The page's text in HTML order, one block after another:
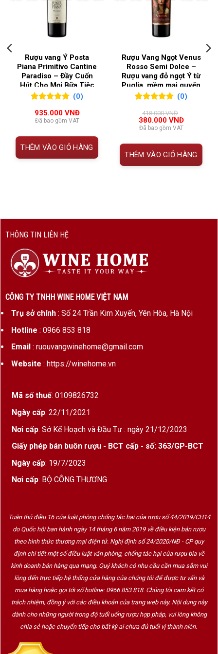
Thông Tin Rượu vang Pháp Mark Haisma Fixin
TÍNH
Tên rượu Mark Haisma Fixin
Niên vụ 2021
Vùng
Fixin, Côte de Nuits, Burgundy,
Phân hạng AOC Fixin
100% Pinot Noir
cách
quả đỏ và đất
Ủ rượu
Tiềm năng
6 – 10 năm
Hương Vị & Cấu Trúc Rượu vang Pháp Mark Haisma
Fixin
Màu sắc: Đỏ ruby sẫm, ánh tím nhẹ ở viền ly
Hương thơm: Mở đầu là mâm xôi, dâu rừng,
sồi tinh tế, một chút khói và tiêu trắng
Vị rượu: Cấu trúc tốt, acid cao, tannin mượt
nhưng mạnh mẽ; hậu vị sâu và dai dẳng, biểu
hiện terroir rõ rệt
hơn các vùng lân cận như Chambolle hay
Volnay, rất hợp với thực phẩm và có chiều sâu
Về Nhà Sản Xuất Mark Haisma
Mark Haisma là nhà làm rượu người Úc hoạt
động tại Burgundy với mô hình “micro-négoce”
– hợp tác với các vườn nho chọn lọc và can
thiệp tối thiểu để tôn vinh terroir nguyên bản.
Anh đặc biệt nổi tiếng với các dòng rượu tại
vùng Côte de Nuits nhưFixin, Gevrey-
Chambertin, Morey-Saint-Denis
, mang đậm
phong cách tự nhiên nhưng đầy kỹ thuật.
QUỐC GIA SẢN XUẤT Pháp
Rượu vang Ý Posta
Piana Primitivo Cantine
Paradiso – Đầy Cuốn
Hút Cho Mọi Bữa Tiệc
đánh giá
(0)
935.000 VNĐ
Đã bao gồm VAT
THÊM VÀO GIỎ HÀNG
Rượu Vang Ngọt Venus
Rosso Semi Dolce –
Rượu vang đỏ ngọt Ý từ
Puglia, mềm mại quyến
rũ từ Le Vin Sud
đánh giá
(0)
418.000VNĐ
Giá
gốc
418.000 VNĐ.
380.000 VNĐGiá
hiện
là:
380.000
Đã bao gồm VAT
THÊM VÀO GIỎ HÀNG
THÔNG TIN LIÊN HỆ
CÔNG TY TNHH WINE HOME VIỆT NAM
Trụ sở chính: Số 24 Trần Kim Xuyến, Yên Hòa, Hà Nội
Hotline : 0966 853 818
Email : ruouvangwinehome@gmail.com
Website : https://winehome.vn
Mã số thuế: 0109826732
Ngày cấp: 22/11/2021
Nơi cấp: Sở Kế Hoạch và Đầu Tư : ngày 21/12/2023
Giấy phép bán buôn rượu - BCT cấp - số: 363/GP-BCT
Ngày cấp: 19/7/2023
Nơi cấp: BỘ CÔNG THƯƠNG
Tuân thủ điều 16 của luật phòng chống tác hại của rượu số 44/2019/CH14
do Quốc hội ban hành ngày 14 tháng 6 năm 2019 về điều kiện bán rượu
theo hình thức thương mại điện tử. Nghị định số 24/2020/NĐ - CP quy
định chi tiết một số điều luật văn phòng, chống tác hại của rượu bia về
kinh doanh bán hàng qua mạng. Quý khách có nhu cầu cần mua sắm vui
lòng đến trực tiếp hệ thống cửa hàng của chúng tôi để được tư vấn và
mua hàng hoặc gọi tới số hotline: 0966 853 818. Chúng tôi cam kết có
trách nhiệm, đồng ý với các điều khoản của trang web này. Nội dung này
dành cho những người trong độ tuổi uống rượu hợp pháp, vui lòng không
chia sẻ hoặc chuyển tiếp cho bất kỳ ai chưa đủ tuổi vị thành niên.